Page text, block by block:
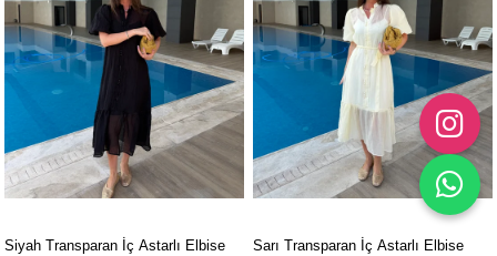
Siyah Transparan İç Astarlı Elbise Sarı Transparan İç Astarlı Elbise